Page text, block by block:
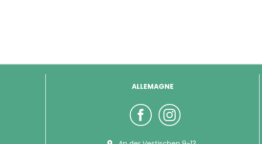
ALLEMAGNE